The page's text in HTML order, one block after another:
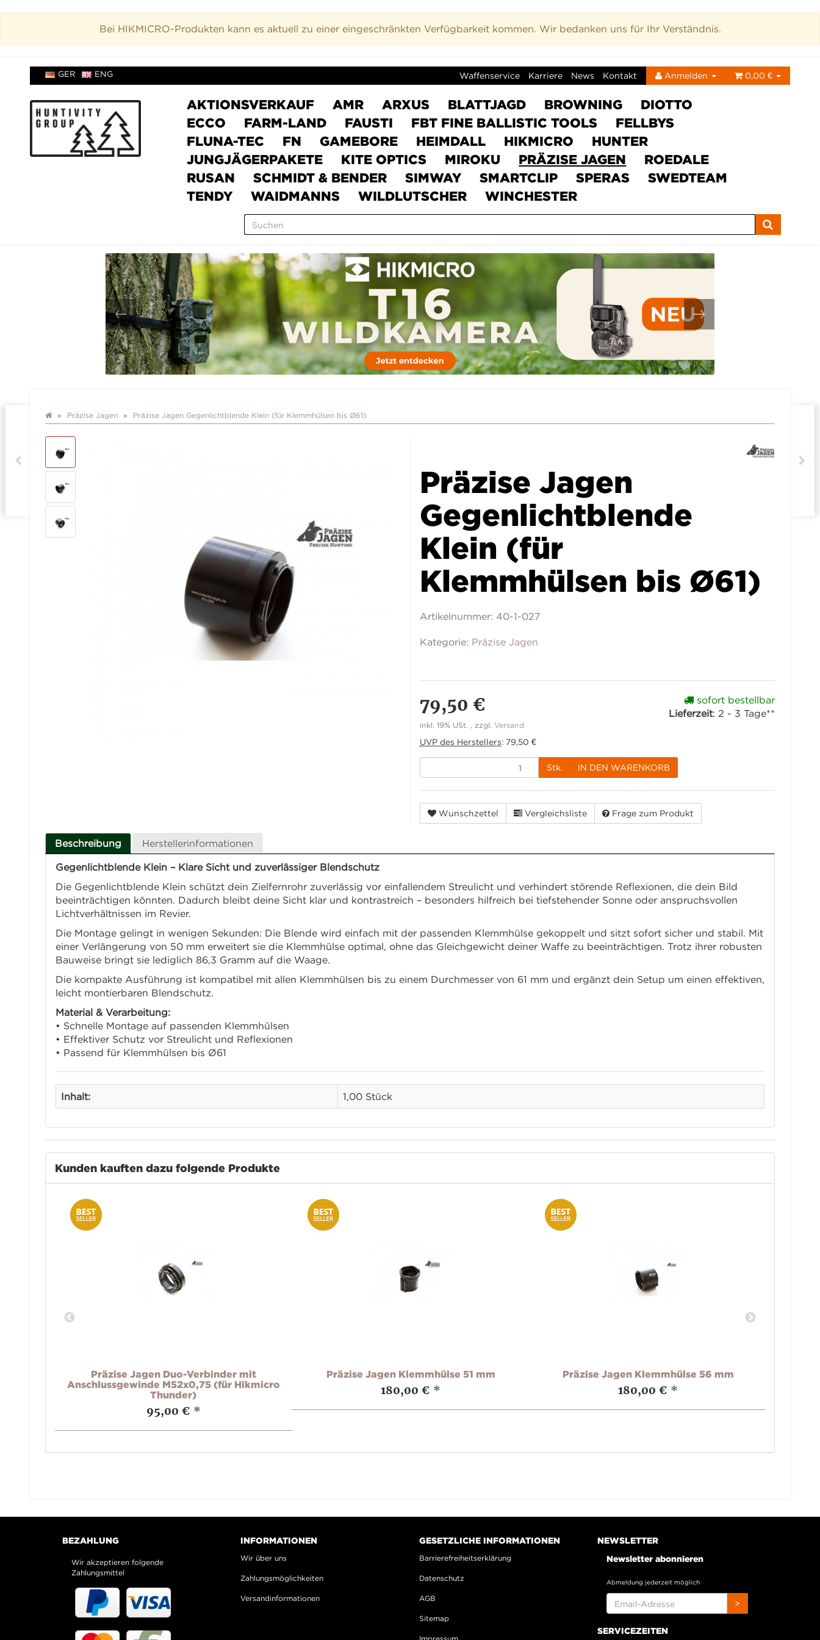
Bei HIKMICRO-Produkten kann es aktuell zu einer eingeschränkten Verfügbarkeit kommen. Wir bedanken uns für Ihr Verständnis.
GER ENG Waffenservice Karriere News Kontakt Anmelden 0,00 €
AKTIONSVERKAUF AMR ARXUS BLATTJAGD BROWNING
DIOTTO
ECCO
FARM-LAND FAUSTI FBT FINE BALLISTIC TOOLS
FELLBYS
FLUNA-TEC
FN GAMEBORE HEIMDALL HIKMICRO
HUNTER
JUNGJÄGERPAKETE
KITE OPTICS MIROKU PRÄZISE JAGEN
ROEDALE
RUSAN
SCHMIDT & BENDER SIMWAY SMARTCLIP SPERAS
SWEDTEAM
TENDY
WAIDMANNS WILDLUTSCHER WINCHESTER
Präzise Jagen Präzise Jagen Gegenlichtblende Klein (für Klemmhülsen bis Ø61)
Präzise Jagen
Gegenlichtblende
Klein (für
Klemmhülsen bis Ø61)
Artikelnummer: 40-1-027
Kategorie: Präzise Jagen
79,50 €
inkl. 19% USt. , zzgl. Versand
UVP des Herstellers: 79,50 €
sofort bestellbar
Lieferzeit: 2 - 3 Tage**
Stk. IN DEN WARENKORB
Wunschzettel Vergleichsliste Frage zum Produkt
Beschreibung Herstellerinformationen
Gegenlichtblende Klein – Klare Sicht und zuverlässiger Blendschutz
Die Gegenlichtblende Klein schützt dein Zielfernrohr zuverlässig vor einfallendem Streulicht und verhindert störende Reflexionen, die dein Bild
beeinträchtigen könnten. Dadurch bleibt deine Sicht klar und kontrastreich – besonders hilfreich bei tiefstehender Sonne oder anspruchsvollen
Lichtverhältnissen im Revier.
Die Montage gelingt in wenigen Sekunden: Die Blende wird einfach mit der passenden Klemmhülse gekoppelt und sitzt sofort sicher und stabil. Mit
einer Verlängerung von 50 mm erweitert sie die Klemmhülse optimal, ohne das Gleichgewicht deiner Waffe zu beeinträchtigen. Trotz ihrer robusten
Bauweise bringt sie lediglich 86,3 Gramm auf die Waage.
Die kompakte Ausführung ist kompatibel mit allen Klemmhülsen bis zu einem Durchmesser von 61 mm und ergänzt dein Setup um einen effektiven,
leicht montierbaren Blendschutz.
Material & Verarbeitung:
• Schnelle Montage auf passenden Klemmhülsen
• Effektiver Schutz vor Streulicht und Reflexionen
• Passend für Klemmhülsen bis Ø61
Inhalt: 1,00 Stück
Kunden kauften dazu folgende Produkte
Präzise Jagen Duo-Verbinder mit
Anschlussgewinde M52x0,75 (für Hikmicro
Thunder)
95,00 € *
Präzise Jagen Klemmhülse 51 mm
180,00 € *
Präzise Jagen Klemmhülse 56 mm
180,00 € *
BEZAHLUNG
Wir akzeptieren folgende
Zahlungsmittel
INFORMATIONEN
Wir über uns
Zahlungsmöglichkeiten
Versandinformationen
GESETZLICHE INFORMATIONEN
Barrierefreiheitserklärung
Datenschutz
AGB
Sitemap
NEWSLETTER
Newsletter abonnieren
Abmeldung jederzeit möglich
ADRESSE
>
SERVICEZEITEN